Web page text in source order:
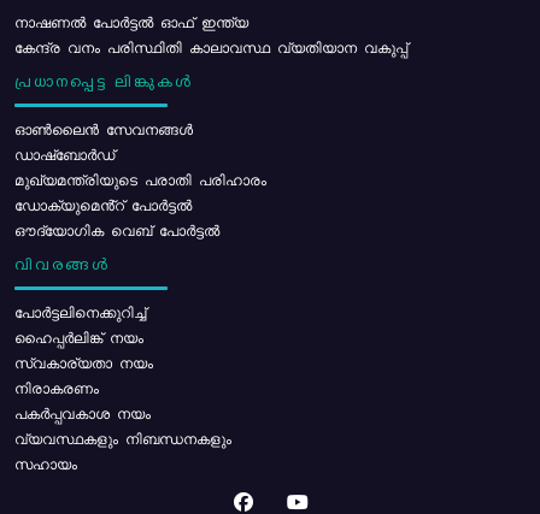
നാഷണൽ പോർട്ടൽ ഓഫ് ഇന്ത്യ
കേന്ദ്ര വനം പരിസ്ഥിതി കാലാവസ്ഥ വ്യതിയാന വകുപ്പ്
പ്രധാനപ്പെട്ട ലിങ്കുകൾ
ഓൺലൈൻ സേവനങ്ങൾ
ഡാഷ്ബോർഡ്
മുഖ്യമന്ത്രിയുടെ പരാതി പരിഹാരം
ഡോക്യുമെൻ്റ് പോർട്ടൽ
ഔദ്യോഗിക വെബ് പോർട്ടൽ
വിവരങ്ങൾ
പോര്‍ട്ടലിനെക്കുറിച്ച്
ഹൈപ്പർലിങ്ക് നയം
സ്വകാര്യതാ നയം
നിരാകരണം
പകർപ്പവകാശ നയം
വ്യവസ്ഥകളും നിബന്ധനകളും
സഹായം